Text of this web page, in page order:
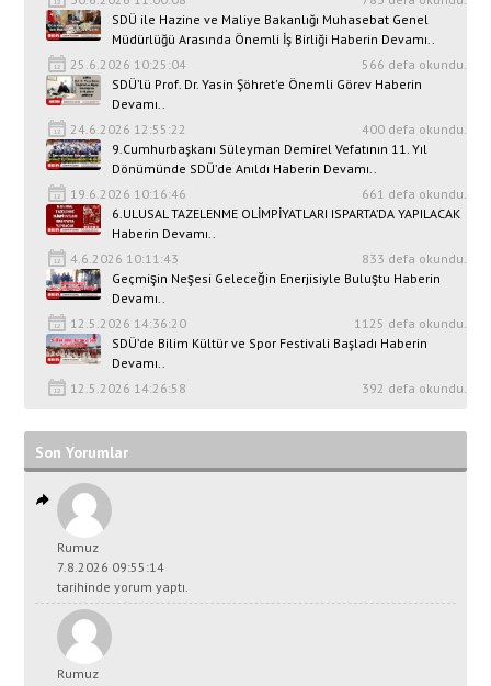
SDÜ ile Hazine ve Maliye Bakanlığı Muhasebat Genel
Müdürlüğü Arasında Önemli İş Birliği Haberin Devamı..
25.6.2026 10:25:04
566 defa okundu.
SDÜ’lü Prof. Dr. Yasin Şöhret'e Önemli Görev Haberin
Devamı..
24.6.2026 12:55:22
400 defa okundu.
9.Cumhurbaşkanı Süleyman Demirel Vefatının 11. Yıl
Dönümünde SDÜ’de Anıldı Haberin Devamı..
19.6.2026 10:16:46
661 defa okundu.
6.ULUSAL TAZELENME OLİMPİYATLARI ISPARTA’DA YAPILACAK
Haberin Devamı..
4.6.2026 10:11:43
833 defa okundu.
Geçmişin Neşesi Geleceğin Enerjisiyle Buluştu Haberin
Devamı..
12.5.2026 14:36:20
1125 defa okundu.
SDÜ’de Bilim Kültür ve Spor Festivali Başladı Haberin
Devamı..
12.5.2026 14:26:58
392 defa okundu.
Son Yorumlar
Rumuz
7.8.2026 09:55:14
tarihinde yorum yaptı.
Rumuz